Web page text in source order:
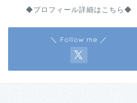
◆プロフィール詳細はこちら◆
＼ Follow me ／